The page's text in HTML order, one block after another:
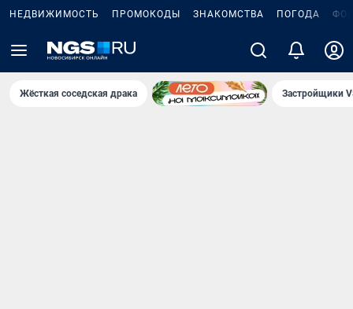
НЕДВИЖИМОСТЬ ПРОМОКОДЫ ЗНАКОМСТВА ПОГОДА
Жёсткая соседская драка Застройщики